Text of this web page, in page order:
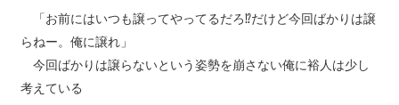
「お前にはいつも譲ってやってるだろ⁉︎だけど今回ばかりは譲
らねー。俺に譲れ」
今回ばかりは譲らないという姿勢を崩さない俺に裕人は少し
考えている